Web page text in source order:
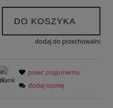
DO KOSZYKA
dodaj do przechowalni
poleć znajomemu
dodaj opinię